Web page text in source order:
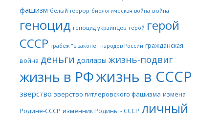
фашизм белый террор биологическая война война
геноцид геноцид украинцев герой герой
СССР грабеж "в законе" народов России гражданская
война деньги доллары жизнь-подвиг
жизнь в РФжизнь в СССР
зверство зверство гитлеровского фашизма измена
Родине-СССР изменник Родины - СССР личный